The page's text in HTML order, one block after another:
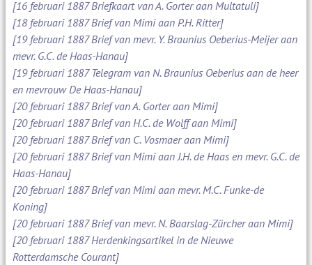
[16 februari 1887 Briefkaart van A. Gorter aan Multatuli]
[18 februari 1887 Brief van Mimi aan P.H. Ritter]
[19 februari 1887 Brief van mevr. Y. Braunius Oeberius-Meijer aan
mevr. G.C. de Haas-Hanau]
[19 februari 1887 Telegram van N. Braunius Oeberius aan de heer
en mevrouw De Haas-Hanau]
[20 februari 1887 Brief van A. Gorter aan Mimi]
[20 februari 1887 Brief van H.C. de Wolff aan Mimi]
[20 februari 1887 Brief van C. Vosmaer aan Mimi]
[20 februari 1887 Brief van Mimi aan J.H. de Haas en mevr. G.C. de
Haas-Hanau]
[20 februari 1887 Brief van Mimi aan mevr. M.C. Funke-de
Koning]
[20 februari 1887 Brief van mevr. N. Baarslag-Zürcher aan Mimi]
[20 februari 1887 Herdenkingsartikel in de Nieuwe
Rotterdamsche Courant]